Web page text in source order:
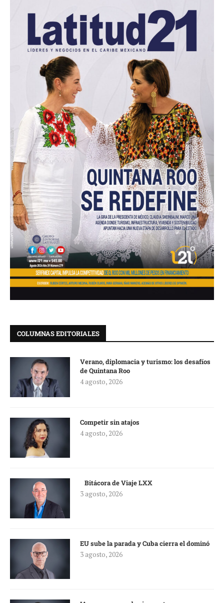
COLUMNAS EDITORIALES
Verano, diplomacia y turismo: los desafíos
de Quintana Roo
4 agosto, 2026
Competir sin atajos
4 agosto, 2026
Bitácora de Viaje LXX
3 agosto, 2026
EU sube la parada y Cuba cierra el dominó
3 agosto, 2026